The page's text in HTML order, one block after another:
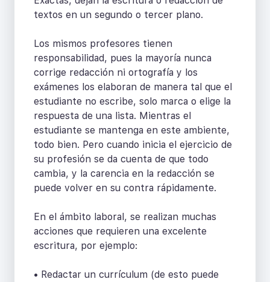
textos en un segundo o tercer plano.
Los mismos profesores tienen
responsabilidad, pues la mayoría nunca
corrige redacción ni ortografía y los
exámenes los elaboran de manera tal que el
estudiante no escribe, solo marca o elige la
respuesta de una lista. Mientras el
estudiante se mantenga en este ambiente,
todo bien. Pero cuando inicia el ejercicio de
su profesión se da cuenta de que todo
cambia, y la carencia en la redacción se
puede volver en su contra rápidamente.
En el ámbito laboral, se realizan muchas
acciones que requieren una excelente
escritura, por ejemplo:
• Redactar un currículum (de esto puede